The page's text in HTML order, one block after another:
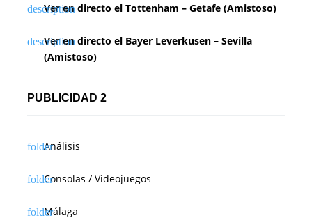
Ver en directo el Tottenham – Getafe (Amistoso)
Ver en directo el Bayer Leverkusen – Sevilla
(Amistoso)
PUBLICIDAD 2
Análisis
Consolas / Videojuegos
Málaga